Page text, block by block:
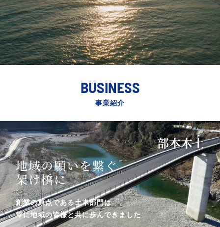
BUSINESS
事業紹介
土
木
本
部
地域の願いを繋ぐ
架け橋に
創業の原点である土木部門は
常に地域の皆様と共に歩んできました